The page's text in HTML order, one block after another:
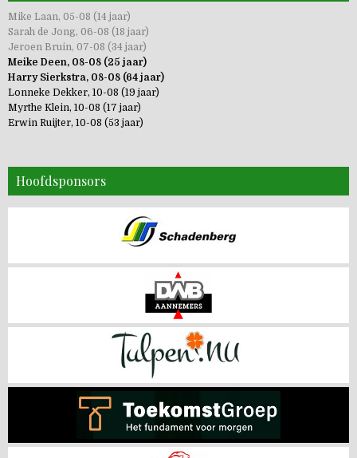
Mike Laan, 05-08 (14 jaar)
Sarah de Jong, 06-08 (18 jaar)
Jeroen Bruin, 07-08 (34 jaar)
Meike Deen, 08-08 (25 jaar)
Harry Sierkstra, 08-08 (64 jaar)
Lonneke Dekker, 10-08 (19 jaar)
Myrthe Klein, 10-08 (17 jaar)
Erwin Ruijter, 10-08 (53 jaar)
Hoofdsponsors